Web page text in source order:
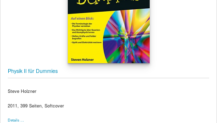
Physik II für Dummies
Steve Holzner
2011, 399 Seiten, Softcover
Details …